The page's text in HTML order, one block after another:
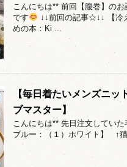
こんにちは** 前回【腹巻】の
です
↓↓前回の記事☆↓↓ 【冷
めの本：Ki ...
【毎日着たいメンズニ
ブマスター】
こんにちは** 先日注文してい
ブルー：（１）ホワイト】 ↑